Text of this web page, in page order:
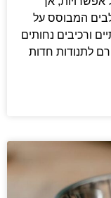
המבוסס על
ורכיבים נחותים
לתנודות חדות